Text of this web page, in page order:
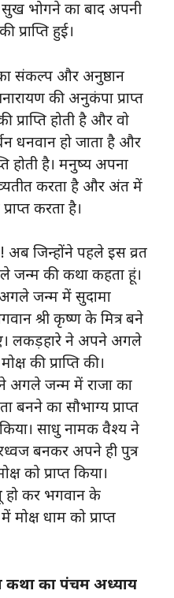
सुख भोगने का बाद अपनी
प्राप्ति हुई।
संकल्प और अनुष्ठान
की अनुकंपा प्राप्त
होती है और वो
धनवान हो जाता है और
होती है। मनुष्य अपना
करता है और अंत में
करता है।
जिन्होंने पहले इस व्रत
जन्म की कथा कहता हूं।
जन्म में सुदामा
श्री कृष्ण के मित्र बने
लकड़हारे ने अपने अगले
की प्राप्ति की।
अगले जन्म में राजा का
बनने का सौभाग्य प्राप्त
साधु नामक वैश्य ने
बनकर अपने ही पुत्र
को प्राप्त किया।
हो कर भगवान के
धाम को प्राप्त
कथा का पंचम अध्याय